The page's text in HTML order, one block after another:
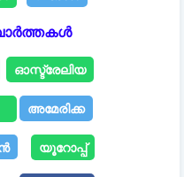
ഓസ്ട്രേലിയ
അമേരിക്ക
യൂറോപ്പ്